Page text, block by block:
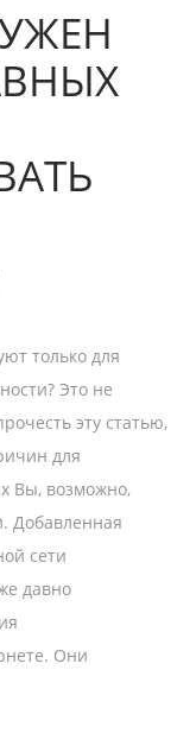
только для
Это не
эту статью,
для
Вы, возможно,
Добавленная
сети
давно
Они